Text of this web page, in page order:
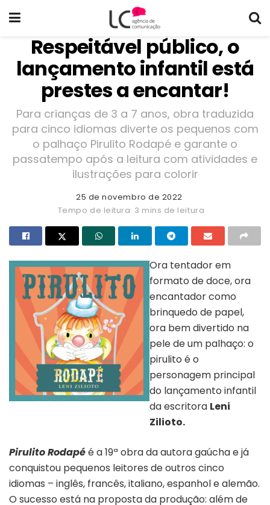
Respeitável público, o
lançamento infantil está
prestes a encantar!
Para crianças de 3 a 7 anos, obra traduzida
para cinco idiomas diverte os pequenos com
o palhaço Pirulito Rodapé e garante o
passatempo após a leitura com atividades e
ilustrações para colorir
25 de novembro de 2022
Tempo de leitura: 3 mins de leitura
Ora tentador em
formato de doce, ora
encantador como
brinquedo de papel,
ora bem divertido na
pele de um palhaço: o
pirulito é o
personagem principal
do lançamento infantil
da escritora Leni
Zilioto.
Pirulito Rodapéé a 19ª obra da autora gaúcha e já
conquistou pequenos leitores de outros cinco
idiomas – inglês, francês, italiano, espanhol e alemão.
O sucesso está na proposta da produção: além de